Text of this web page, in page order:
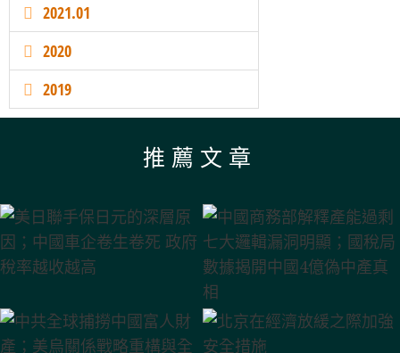
2021.01
2020
2019
推薦文章
美日聯手保日元的深層原因；中國車企卷生卷死 政府稅率越收
越高
中國商務部解釋產能過剩 七大邏輯漏洞明顯；國稅局數據揭開
中國4億偽中產真相
中共全球捕撈中國富人財產；美烏關係戰略重構與全球地緣變
局
北京在經濟放緩之際加強安全措施
廣西水災 地方政府「以死省錢」傳聞分析；日元深貶根源及對
中美市場影響;賣地巨降、虛擬GDP與被債務吞噬的地方財政
中國AI「降維傾銷」的超限戰路徑；川普「反共產主義」的內
外陰陽操作
馬興瑞的倒台與中共精英政治的當前動態
中國二季度GDP滑落揭示的經濟真相；美國年輕人為何好感社
會主義；中國上半年外貿數據深度分析
中國汽車or中國「棄車」；俄烏戰爭地緣變軌下的終局博弈
廣西潰壩37萬人遭災 禍起平陸運河；川普新寵與北京隱憂—土
耳其的地緣合圍；僅升兩上將 解放軍資歷斷層與清洗餘震
習近平在建黨105週年大會上的講話與北京的雄心
眾邦銀行倒閉 房中首只蟑螂；中歐貿易底層硬傷 難逃一戰；習
近平七一講話暴露中共五大末日焦慮